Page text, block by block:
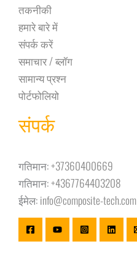
तकनीकी
हमारे बारे में
संपर्क करें
समाचार / ब्लॉग
सामान्य प्रश्न
पोर्टफोलियो
संपर्क
गतिमान:+37360400669
गतिमान:+4367764403208
ईमेल:info@composite-tech.com